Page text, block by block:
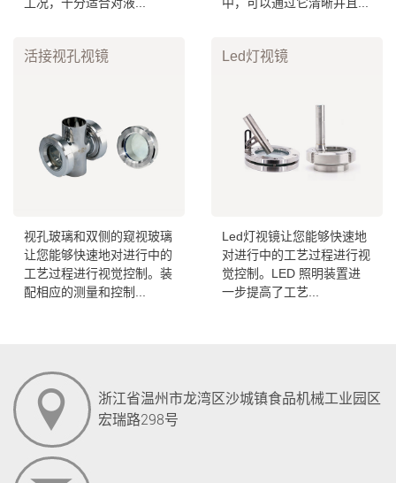
工况，十分适合对液...
中，可以通过它清晰并且...
活接视孔视镜
视孔玻璃和双侧的窥视玻璃
让您能够快速地对进行中的
工艺过程进行视觉控制。装
配相应的测量和控制...
Led灯视镜
Led灯视镜让您能够快速地
对进行中的工艺过程进行视
觉控制。LED 照明装置进
一步提高了工艺...
浙江省温州市龙湾区沙城镇食品机械工业园区
宏瑞路298号